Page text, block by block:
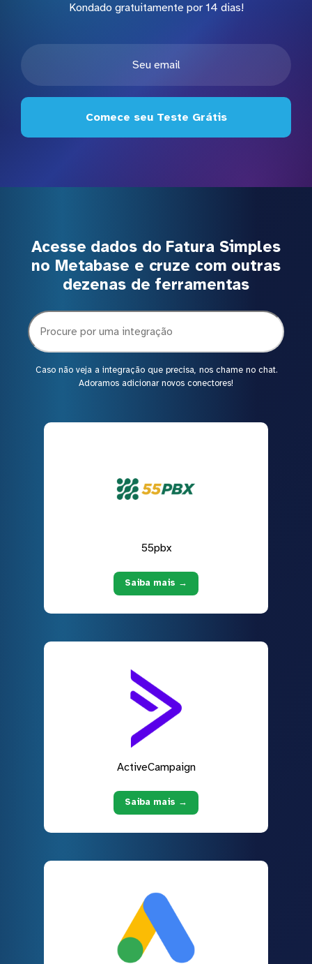
Kondado gratuitamente por 14 dias!
Comece seu Teste Grátis
Acesse dados do Fatura Simples
no Metabase e cruze com outras
dezenas de ferramentas
Caso não veja a integração que precisa, nos chame no chat.
Adoramos adicionar novos conectores!
55pbx
Saiba mais →
ActiveCampaign
Saiba mais →